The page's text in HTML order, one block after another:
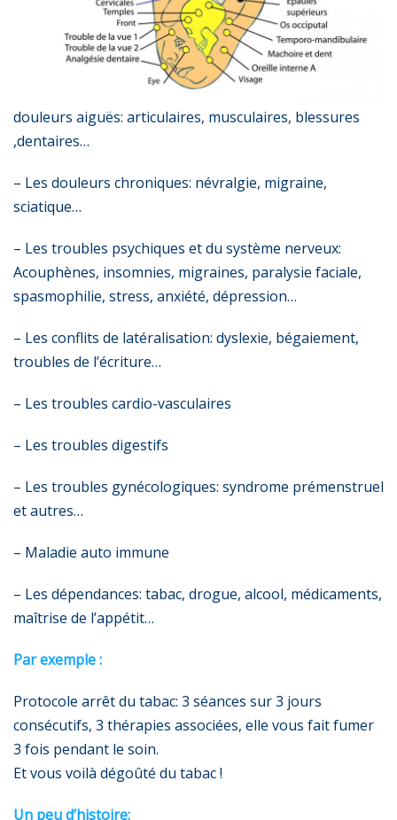
douleurs aiguës: articulaires, musculaires, blessures
,dentaires…
– Les douleurs chroniques: névralgie, migraine,
sciatique…
– Les troubles psychiques et du système nerveux:
Acouphènes, insomnies, migraines, paralysie faciale,
spasmophilie, stress, anxiété, dépression…
– Les conflits de latéralisation: dyslexie, bégaiement,
troubles de l’écriture…
– Les troubles cardio-vasculaires
– Les troubles digestifs
– Les troubles gynécologiques: syndrome prémenstruel
et autres…
– Maladie auto immune
– Les dépendances: tabac, drogue, alcool, médicaments,
maîtrise de l’appétit…
Par exemple :
Protocole arrêt du tabac: 3 séances sur 3 jours
consécutifs, 3 thérapies associées, elle vous fait fumer
3 fois pendant le soin.
Et vous voilà dégoûté du tabac !
Un peu d’histoire: